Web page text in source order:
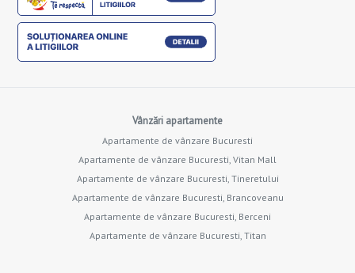
Vânzări apartamente
Apartamente de vânzare Bucuresti
Apartamente de vânzare Bucuresti, Vitan Mall
Apartamente de vânzare Bucuresti, Tineretului
Apartamente de vânzare Bucuresti, Brancoveanu
Apartamente de vânzare Bucuresti, Berceni
Apartamente de vânzare Bucuresti, Titan